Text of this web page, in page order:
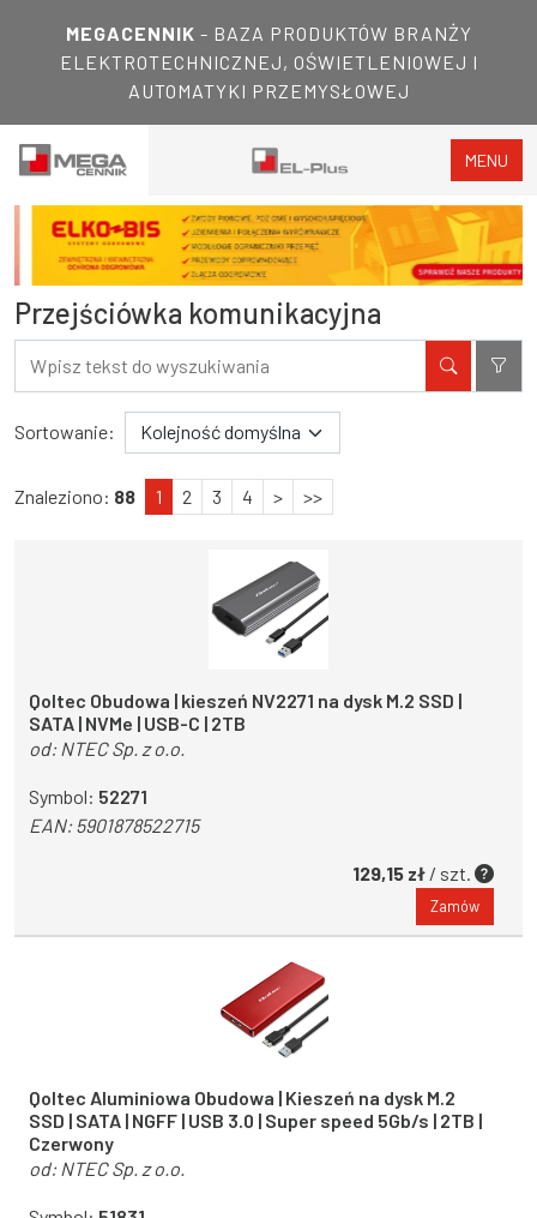
MEGACENNIK - BAZA PRODUKTÓW BRANŻY
ELEKTROTECHNICZNEJ, OŚWIETLENIOWEJ I
AUTOMATYKI PRZEMYSŁOWEJ
MENU
Przejściówka komunikacyjna
Filtry
Wyniki wyszukiwania
Sortowanie:
Znaleziono: 88 1 2 3 4 > >>
Qoltec Obudowa | kieszeń NV2271 na dysk M.2 SSD |
SATA | NVMe | USB-C | 2TB
od: NTEC Sp. z o.o.
Symbol: 52271
EAN:5901878522715
129,15 zł / szt.
Zamów
Qoltec Aluminiowa Obudowa | Kieszeń na dysk M.2
SSD | SATA | NGFF | USB 3.0 | Super speed 5Gb/s | 2TB |
Czerwony
od: NTEC Sp. z o.o.